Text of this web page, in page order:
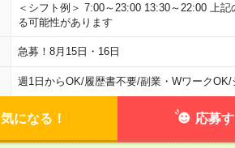
＜シフト例＞ 7:00～23:00 13:30～22:00 上
る可能性があります
急募！8月15日・16日
週1日からOK/履歴書不要/副業・WワークOK/
気になる！ 応募